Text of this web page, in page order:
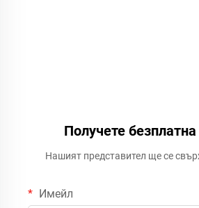
Получете
Нашият представител ще се
Имейл